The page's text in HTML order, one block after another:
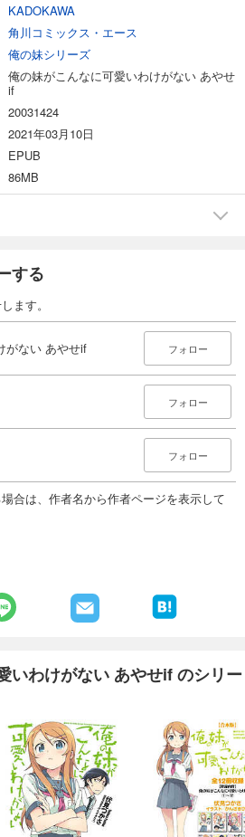
KADOKAWA
角川コミックス・エース
俺の妹シリーズ
俺の妹がこんなに可愛いわけがない あやせ
if
20031424
2021年03月10日
EPUB
86MB
する
ます。
がない あやせif フォロー
フォロー
フォロー
合は、作者名から作者ページを表示して
いわけがない あやせif のシリー